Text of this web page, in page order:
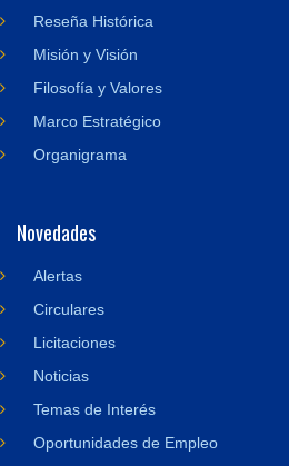
Reseña Histórica
Misión y Visión
Filosofía y Valores
Marco Estratégico
Organigrama
Novedades
Alertas
Circulares
Licitaciones
Noticias
Temas de Interés
Oportunidades de Empleo